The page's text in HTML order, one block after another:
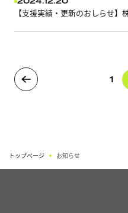
【支援実績・更新のおしらせ
1
トップページ お知らせ